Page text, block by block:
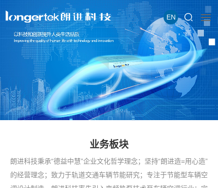
EN
业务板块
朗进科技秉承“德益中慧”企业文化哲学理念；坚持“朗进造=用心造”
的经营理念；致力于轨道交通车辆节能研究；专注于节能型车辆空